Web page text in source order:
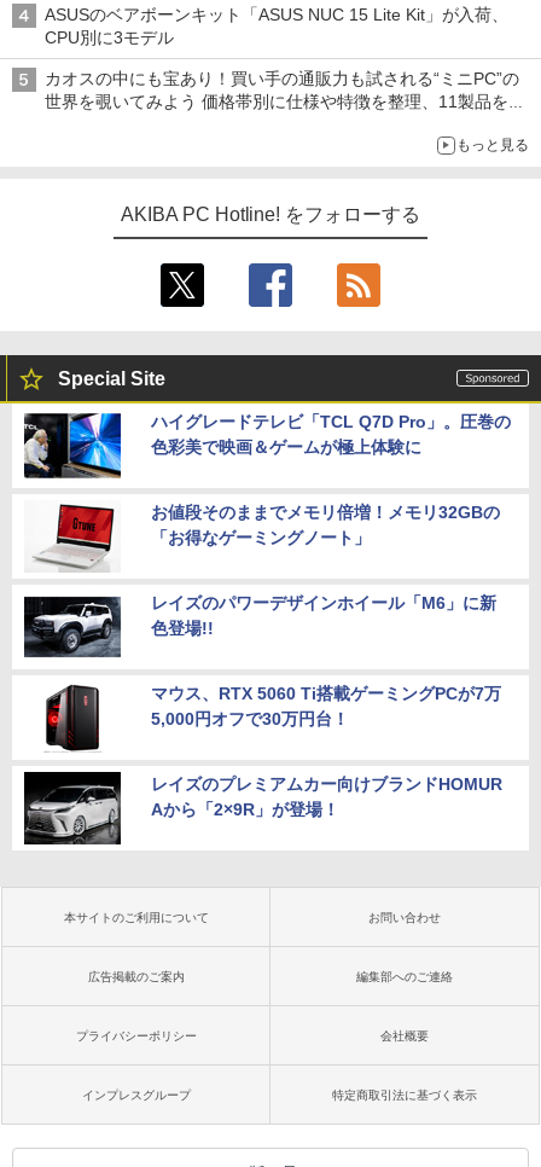
ASUSのベアボーンキット「ASUS NUC 15 Lite Kit」が入荷、
CPU別に3モデル
カオスの中にも宝あり！買い手の通販力も試される“ミニPC”の
世界を覗いてみよう 価格帯別に仕様や特徴を整理、11製品をピ
もっと見る
AKIBA PC Hotline! をフォローする
Special Site
ハイグレードテレビ「TCL Q7D Pro」。圧巻の
色彩美で映画＆ゲームが極上体験に
お値段そのままでメモリ倍増！メモリ32GBの
「お得なゲーミングノート」
レイズのパワーデザインホイール「M6」に新
色登場!!
マウス、RTX 5060 Ti搭載ゲーミングPCが7万
5,000円オフで30万円台！
レイズのプレミアムカー向けブランドHOMUR
Aから「2×9R」が登場！
本サイトのご利用について お問い合わせ
広告掲載のご案内 編集部へのご連絡
プライバシーポリシー 会社概要
インプレスグループ 特定商取引法に基づく表示